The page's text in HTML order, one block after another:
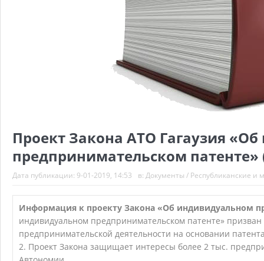
Проект Закона АТО Гагаузия
предпринимательском патенте»
Дата публикации: 9-01-2019, 14:53 в: Документы / Республиканские
Информация к проекту Закона «Об индивидуальном
индивидуальном предпринимательском патенте»
предпринимательской деятельности на основании
2. Проект Закона защищает интересы более 2 тыс.